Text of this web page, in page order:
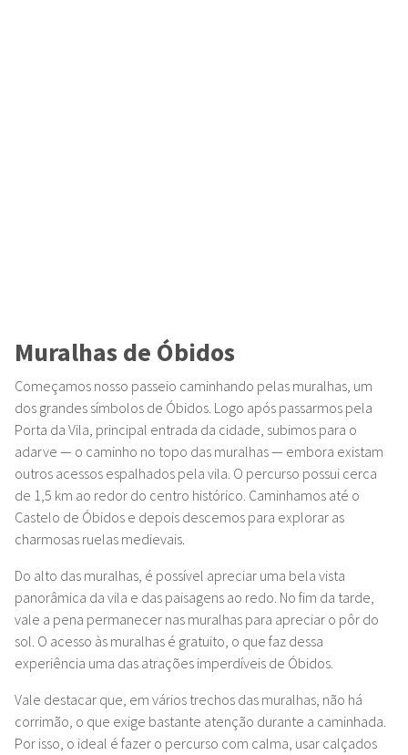
Muralhas de Óbidos
Começamos nosso passeio caminhando pelas muralhas, um
dos grandes símbolos de Óbidos. Logo após passarmos pela
Porta da Vila, principal entrada da cidade, subimos para o
adarve — o caminho no topo das muralhas — embora existam
outros acessos espalhados pela vila. O percurso possui cerca
de 1,5 km ao redor do centro histórico. Caminhamos até o
Castelo de Óbidos e depois descemos para explorar as
charmosas ruelas medievais.
Do alto das muralhas, é possível apreciar uma bela vista
panorâmica da vila e das paisagens ao redo. No fim da tarde,
vale a pena permanecer nas muralhas para apreciar o pôr do
sol. O acesso às muralhas é gratuito, o que faz dessa
experiência uma das atrações imperdíveis de Óbidos.
Vale destacar que, em vários trechos das muralhas, não há
corrimão, o que exige bastante atenção durante a caminhada.
Por isso, o ideal é fazer o percurso com calma, usar calçados